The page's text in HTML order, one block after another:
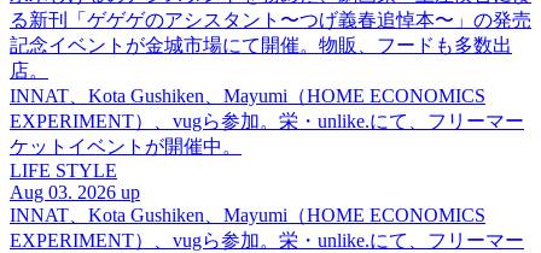
る新刊「ゲゲゲのアシスタント〜つげ義春追悼本〜」の発売
記念イベントが金城市場にて開催。物販、フードも多数出
店。
INNAT、Kota Gushiken、Mayumi（HOME ECONOMICS
EXPERIMENT）、vugら参加。栄・unlike.にて、フリーマー
ケットイベントが開催中。
LIFE STYLE
Aug 03. 2026 up
INNAT、Kota Gushiken、Mayumi（HOME ECONOMICS
EXPERIMENT）、vugら参加。栄・unlike.にて、フリーマー